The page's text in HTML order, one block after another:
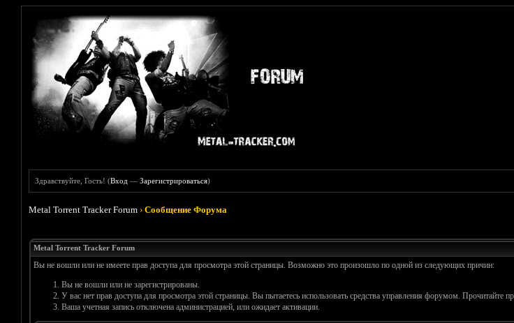
Здравствуйте, Гость! (Вход —Зарегистрироваться)
Metal Torrent Tracker Forum ›Сообщение Форума
Metal Torrent Tracker Forum
Вы не вошли или не имеете прав доступа для просмотра этой страницы. Возможно это произошло по одной из следующих причин:
Вы не вошли или не зарегистрированы.
У вас нет прав доступа для просмотра этой страницы. Вы пытаетесь использовать средства управления форумом. Прочитайте
Ваша учетная запись отключена администрацией, или ожидает активации.